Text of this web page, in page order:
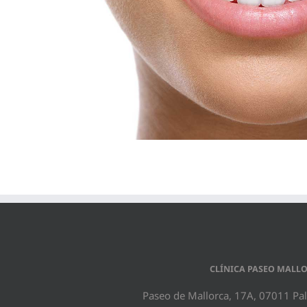
CLÍNICA PASEO
Paseo de Mallorca, 17A, 07011